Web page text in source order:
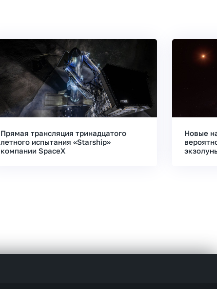
Прямая трансляция тринадцатого
летного испытания «Starship»
компании SpaceX
Новые